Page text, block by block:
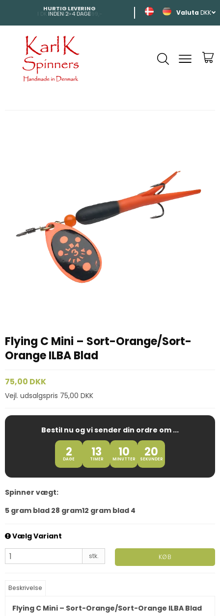
HURTIG LEVERING
INDEN 2-4 DAGE TIL HELE EUROPA
DKK
Flying C Mini – Sort-Orange/Sort-
Orange ILBA Blad
75,00 DKK
Vejl. udsalgspris 75,00 DKK
Bestil nu og vi sender din ordre om ...
2
DAGE 13
TIMER 10
MINUTTER 19
SEKUNDER
Spinner vægt:
5 gram blad 28 gram12 gram blad 4
Vælg Variant
stk. KØB
Beskrivelse
Flying C Mini – Sort-Orange/Sort-Orange ILBA Blad